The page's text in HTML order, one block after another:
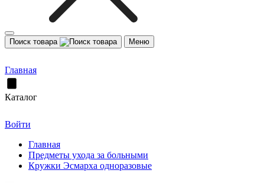
Поиск товара Меню
Главная
Каталог
Войти
Главная
Предметы ухода за больными
Кружки Эсмарха одноразовые